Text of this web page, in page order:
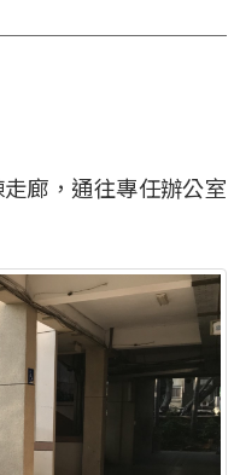
廊，通往專任辦公室